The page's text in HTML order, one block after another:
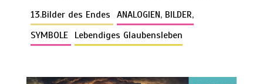
13.Bilder des Endes
ANALOGIEN, BILDER,
SYMBOLE Lebendiges Glaubensleben